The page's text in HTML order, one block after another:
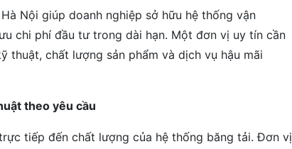
Nội giúp doanh nghiệp sở hữu hệ thống vận
chi phí đầu tư trong dài hạn. Một đơn vị uy tín cần
thuật, chất lượng sản phẩm và dịch vụ hậu mãi
theo yêu cầu
tiếp đến chất lượng của hệ thống băng tải. Đơn vị